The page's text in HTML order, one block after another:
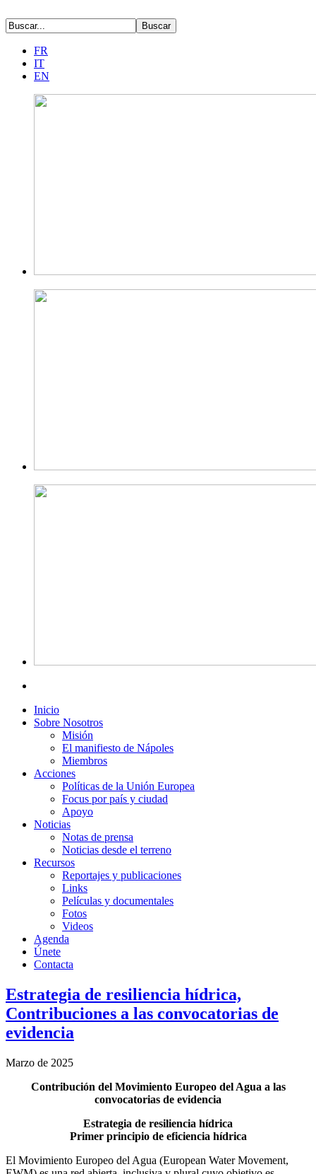
FR
IT
EN
Inicio
Sobre Nosotros
Misión
El manifiesto de Nápoles
Miembros
Acciones
Políticas de la Unión Europea
Focus por país y ciudad
Apoyo
Noticias
Notas de prensa
Noticias desde el terreno
Recursos
Reportajes y publicaciones
Links
Películas y documentales
Fotos
Videos
Agenda
Únete
Contacta
Estrategia de resiliencia hídrica,
Contribuciones a las convocatorias de
evidencia
Marzo de 2025
Contribución del Movimiento Europeo del Agua a las
convocatorias de evidencia
Estrategia de resiliencia hídrica
Primer principio de eficiencia hídrica
El Movimiento Europeo del Agua (European Water Movement,